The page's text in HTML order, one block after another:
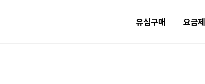
유심구매 요금제